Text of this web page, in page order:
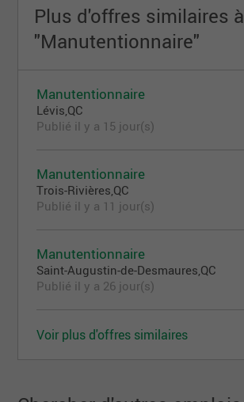
Plus d'offres similaires à
"Manutentionnaire"
Manutentionnaire
Lévis,QC
Publié il y a 15 jour(s)
Manutentionnaire
Trois-Rivières,QC
Publié il y a 11 jour(s)
Manutentionnaire
Saint-Augustin-de-Desmaures,QC
Publié il y a 26 jour(s)
Voir plus d'offres similaires